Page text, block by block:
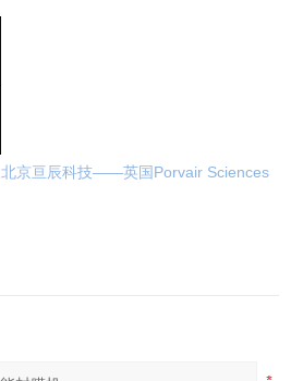
北京亘辰科技——英国Porvair Sciences